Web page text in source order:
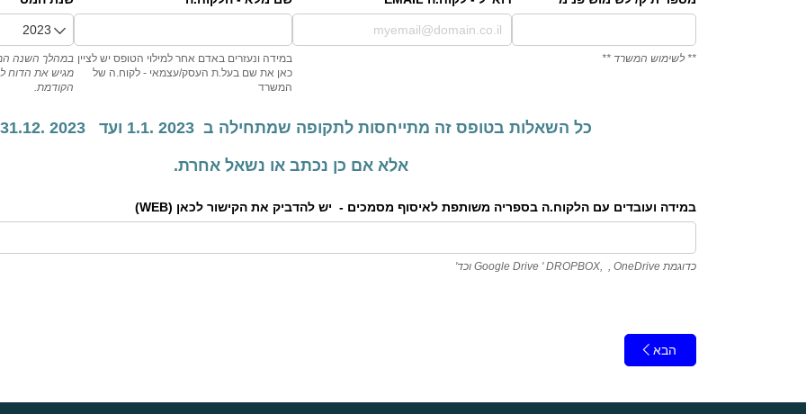
** לשימוש המשרד **
במידה ונעזרים באדם אחר למילוי הטופס יש לציין
כאן את שם בעל.ת העסק/עצמאי - לקוח.ה של
המשרד
במהלך השנה
מגיש את הדוח
הקודמת.
כל השאלות בטופס זה מתייחסות לתקופה שמתחילה ב 2023 .1.1 ועד 2023 .31.12
אלא אם כן נכתב או נשאל אחרת.
במידה ועובדים עם הלקוח.ה בספריה משותפת לאיסוף מסמכים - יש להדביק את הקישור לכאן (WEB)
כדוגמת Google Drive ' DROPBOX, , OneDrive וכד'
הבא